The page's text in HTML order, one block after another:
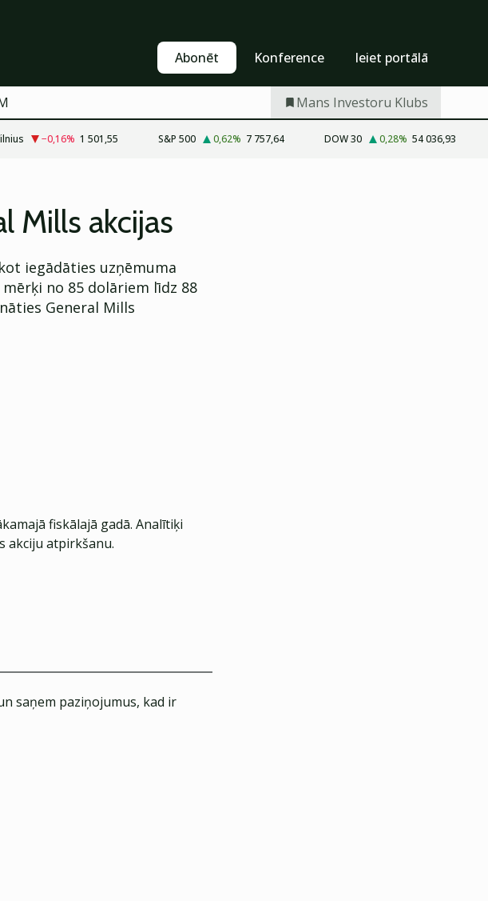
Abonēt Konference Ieiet portālā
Mans Investoru Klubs
−0,16% 1 501,55 S&P 500 0,62% 7 757,64 DOW 30 0,28% 54 036,93
Mills akcijas
iegādāties uzņēmuma
no 85 dolāriem līdz 88
General Mills
fiskālajā gadā. Analītiķi
akciju atpirkšanu.
saņem paziņojumus, kad ir